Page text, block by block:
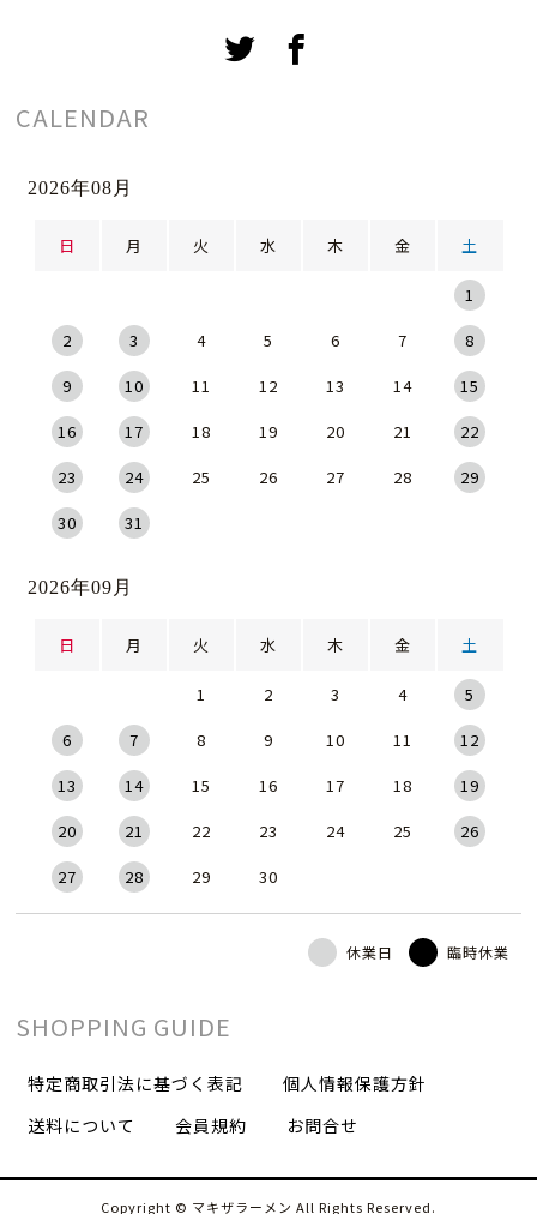
CALENDAR
2026年08月
日 月 火 水 木 金 土
1
2
3 4 5 6 7
8
9
10 11 12 13 14
15
16
17 18 19 20 21
22
23
24 25 26 27 28
29
30
31
2026年09月
日 月 火 水 木 金 土
1 2 3 4
5
6
7 8 9 10 11
12
13
14 15 16 17 18
19
20
21 22 23 24 25
26
27
28 29 30
休業日 臨時休業
SHOPPING GUIDE
特定商取引法に基づく表記
個人情報保護方針
送料について
会員規約 お問合せ
Copyright © マキザラーメン All Rights Reserved.